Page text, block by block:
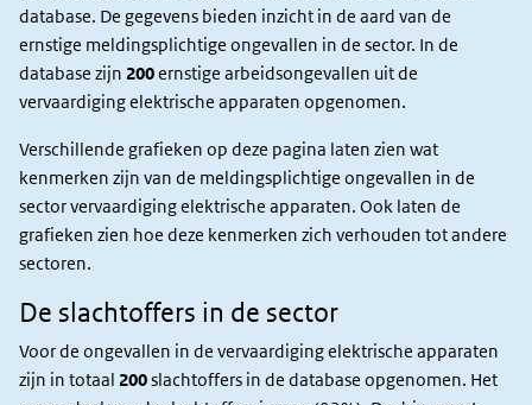
database. De gegevens bieden inzicht in de aard van de
ernstige meldingsplichtige ongevallen in de sector. In de
database zijn 200ernstige arbeidsongevallen uit de
vervaardiging elektrische apparaten opgenomen.
Verschillende grafieken op deze pagina laten zien wat
kenmerken zijn van de meldingsplichtige ongevallen in de
sector vervaardiging elektrische apparaten. Ook laten de
grafieken zien hoe deze kenmerken zich verhouden tot andere
sectoren.
De slachtoffers in de sector
Voor de ongevallen in de vervaardiging elektrische apparaten
zijn in totaal 200slachtoffers in de database opgenomen. Het